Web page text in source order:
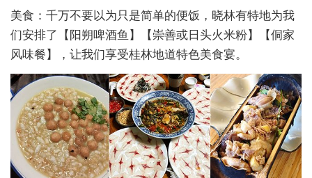
美食：千万不要以为只是简单的便饭，晓林有特地为我
们安排了【阳朔啤酒鱼】【崇善或日头火米粉】【侗家
风味餐】，让我们享受桂林地道特色美食宴。